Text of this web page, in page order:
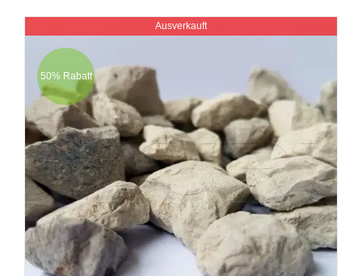
Ausverkauft
50% Rabatt